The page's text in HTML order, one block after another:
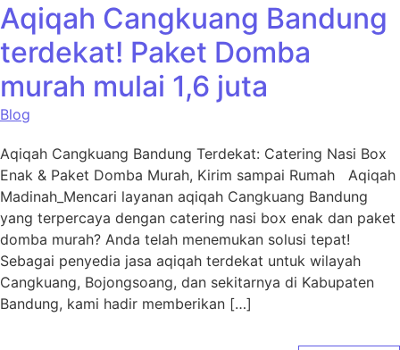
Aqiqah Cangkuang Bandung
terdekat! Paket Domba
murah mulai 1,6 juta
Blog
Aqiqah Cangkuang Bandung Terdekat: Catering Nasi Box
Enak & Paket Domba Murah, Kirim sampai Rumah Aqiqah
Madinah_Mencari layanan aqiqah Cangkuang Bandung
yang terpercaya dengan catering nasi box enak dan paket
domba murah? Anda telah menemukan solusi tepat!
Sebagai penyedia jasa aqiqah terdekat untuk wilayah
Cangkuang, Bojongsoang, dan sekitarnya di Kabupaten
Bandung, kami hadir memberikan […]